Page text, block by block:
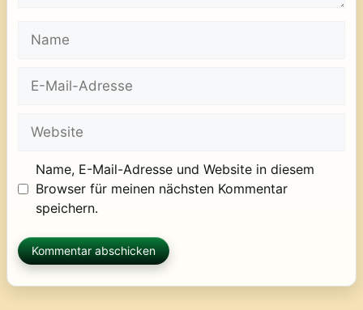
Name
Mail-
Website
Name, E-Mail-Adresse und Website in diesem
Browser für meinen nächsten Kommentar
speichern.